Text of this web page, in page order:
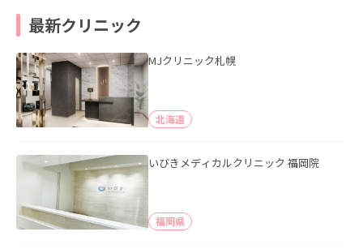
最新クリニック
MJクリニック札幌
北海道
いびきメディカルクリニック 福岡院
福岡県